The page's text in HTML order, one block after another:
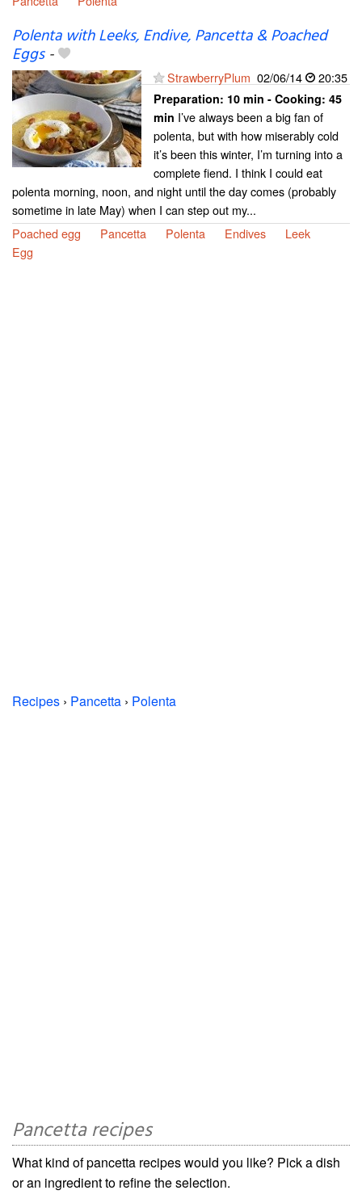
Polenta with Leeks, Endive, Pancetta & Poached
Eggs-
StrawberryPlum 02/06/14 20:35
Preparation: 10 min - Cooking: 45
min I’ve always been a big fan of
polenta, but with how miserably cold
it’s been this winter, I’m turning into a
complete fiend. I think I could eat
polenta morning, noon, and night until the day comes (probably
sometime in late May) when I can step out my...
Poached egg
Pancetta Polenta Endives
Leek
Egg
Recipes › Pancetta › Polenta
Pancetta recipes
What kind of pancetta recipes would you like? Pick a dish
or an ingredient to refine the selection.